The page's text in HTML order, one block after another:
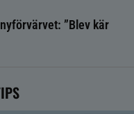
”Blev kär